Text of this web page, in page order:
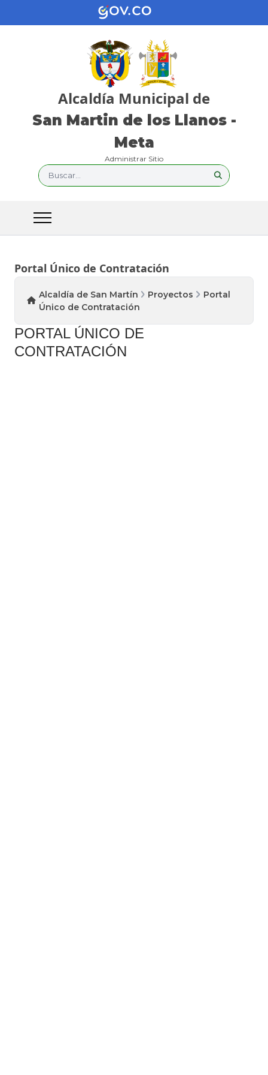
Alcaldía Municipal de
San Martin de los Llanos -
Meta
Administrar Sitio
Buscar...
Portal Único de Contratación
Alcaldía de San Martín Proyectos
Portal
Único de Contratación
​PO​RTAL ÚNICO DE
CONTRATACIÓN